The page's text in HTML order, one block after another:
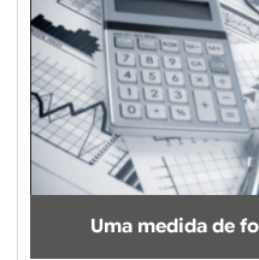
Uma medida de